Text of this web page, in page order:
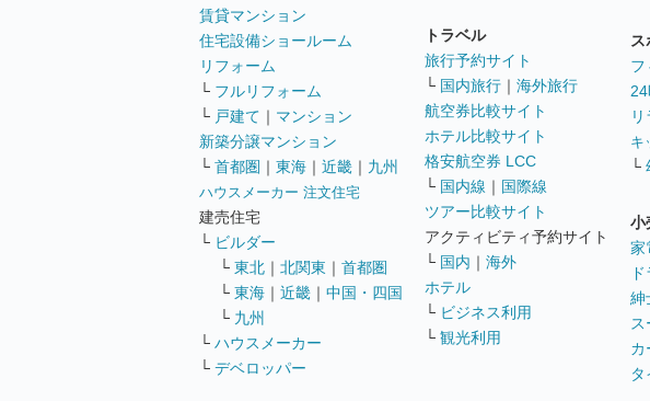
賃貸マンション
住宅設備ショールーム
リフォーム
└ フルリフォーム
└ 戸建て ｜ マンション
新築分譲マンション
└ 首都圏 ｜ 東海 ｜ 近畿 ｜ 九州
ハウスメーカー 注文住宅
建売住宅
└ ビルダー
└ 東北 ｜ 北関東 ｜ 首都圏
└ 東海 ｜ 近畿 ｜ 中国・四国
└ 九州
└ ハウスメーカー
└ デベロッパー
トラベル
旅行予約サイト
└ 国内旅行 ｜ 海外旅行
航空券比較サイト
ホテル比較サイト
格安航空券 LCC
└ 国内線 ｜ 国際線
ツアー比較サイト
アクティビティ予約サイト
└ 国内 ｜ 海外
ホテル
└ ビジネス利用
└ 観光利用
フ
キ
└
小
家
紳
カ